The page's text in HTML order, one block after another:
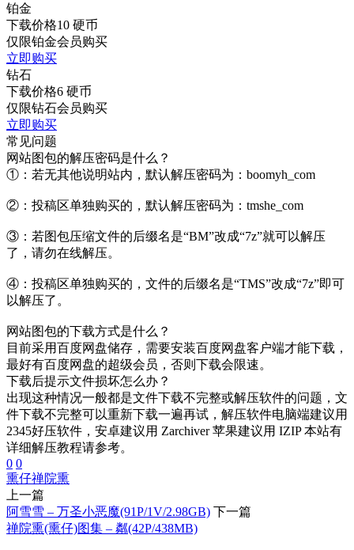
铂金
下载价格10 硬币
仅限铂金会员购买
立即购买
钻石
下载价格6 硬币
仅限钻石会员购买
立即购买
常见问题
网站图包的解压密码是什么？
①：若无其他说明站内，默认解压密码为：boomyh_com
②：投稿区单独购买的，默认解压密码为：tmshe_com
③：若图包压缩文件的后缀名是“BM”改成“7z”就可以解压
了，请勿在线解压。
④：投稿区单独购买的，文件的后缀名是“TMS”改成“7z”即可
以解压了。
网站图包的下载方式是什么？
目前采用百度网盘储存，需要安装百度网盘客户端才能下载，
最好有百度网盘的超级会员，否则下载会限速。
下载后提示文件损坏怎么办？
出现这种情况一般都是文件下载不完整或解压软件的问题，文
件下载不完整可以重新下载一遍再试，解压软件电脑端建议用
2345好压软件，安卓建议用 Zarchiver 苹果建议用 IZIP 本站有
详细解压教程请参考。
0 0
熏仔禅院熏
上一篇
阿雪雪 – 万圣小恶魔(91P/1V/2.98GB) 下一篇
禅院熏(熏仔)图集 – 粼(42P/438MB)